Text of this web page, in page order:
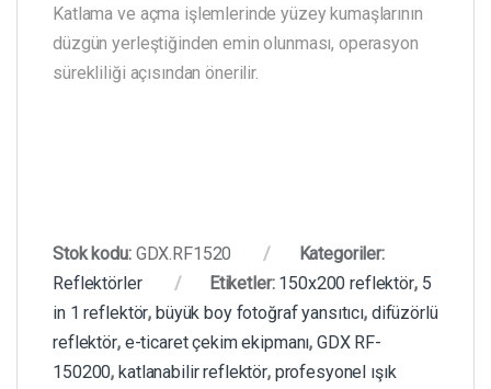
Katlama ve açma işlemlerinde yüzey kumaşlarının
düzgün yerleştiğinden emin olunması, operasyon
sürekliliği açısından önerilir.
Stok kodu: GDX.RF1520
Kategoriler:
Reflektörler
Etiketler: 150x200 reflektör, 5
in 1 reflektör, büyük boy fotoğraf yansıtıcı, difüzörlü
reflektör, e-ticaret çekim ekipmanı,GDX RF-
150200,katlanabilir reflektör, profesyonel ışık